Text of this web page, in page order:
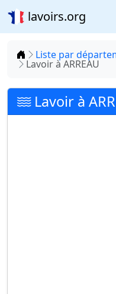
lavoirs.org
Accueil
Liste par
Lavoir à ARREAU
Lavoir à